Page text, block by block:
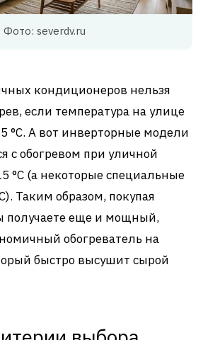
Фото: severdv.ru
кондиционеров нельзя
если температура на улице
°C. А вот инверторные модели
с обогревом при уличной
°C (а некоторые специальные
Таким образом, покупая
получаете еще и мощный,
обогреватель на
быстро высушит сырой